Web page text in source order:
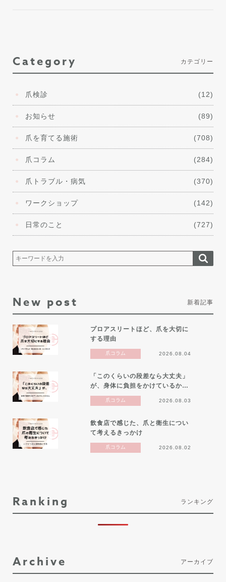
Category カテゴリー
爪検診 (12)
お知らせ (89)
爪を育てる施術 (708)
爪コラム (284)
爪トラブル・病気 (370)
ワークショップ (142)
日常のこと (727)
New post 新着記事
プロアスリートほど、爪を大切に
する理由
爪コラム 2026.08.04
「このくらいの段差なら大丈夫」
が、身体に負担をかけているか…
爪コラム 2026.08.03
飲食店で感じた、爪と衛生につい
て考えるきっかけ
爪コラム 2026.08.02
Ranking ランキング
Archive アーカイブ